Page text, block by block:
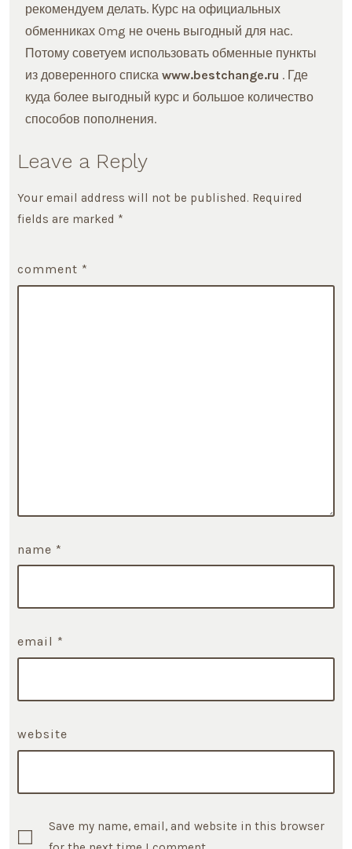
рекомендуем делать. Курс на официальных
обменниках Omg не очень выгодный для нас.
Потому советуем использовать обменные пункты
из доверенного спискаwww.bestchange.ru . Где
куда более выгодный курс и большое количество
способов пополнения.
Leave a Reply
Your email address will not be published. Required
fields are marked *
comment *
name *
email *
website
Save my name, email, and website in this browser